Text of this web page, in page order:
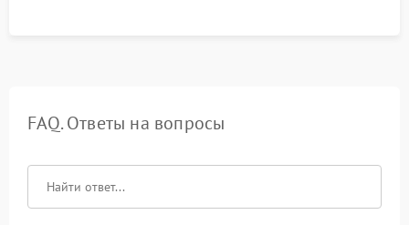
FAQ. Ответы на вопросы